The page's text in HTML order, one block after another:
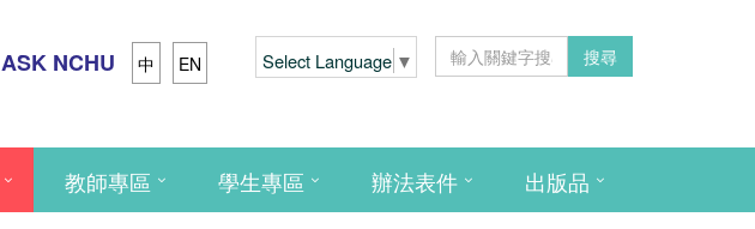
ASK NCHU 中 EN Select Language ▼ 搜尋
教師專區 學生專區 辦法表件 出版品